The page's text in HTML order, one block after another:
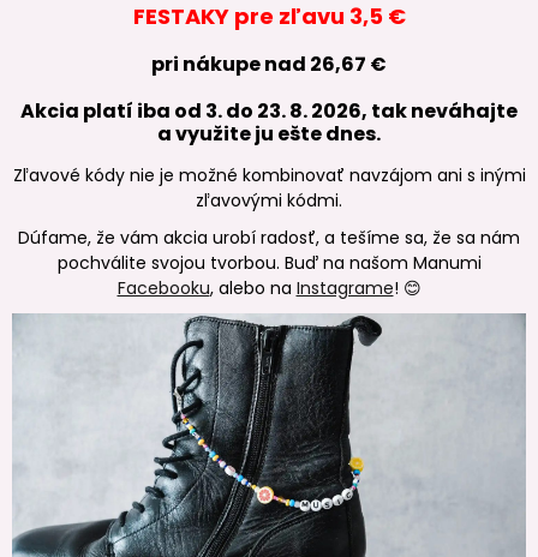
FESTAKY pre zľavu 3,5 €
pri nákupe nad 26,67 €
Akcia platí iba od 3. do 23. 8. 2026, tak neváhajte
a využite ju ešte dnes.
Zľavové kódy nie je možné kombinovať navzájom ani s inými
zľavovými kódmi.
Dúfame, že vám akcia urobí radosť, a tešíme sa, že sa nám
pochválite svojou tvorbou. Buď na našom Manumi
Facebooku, alebo na Instagrame! 😊